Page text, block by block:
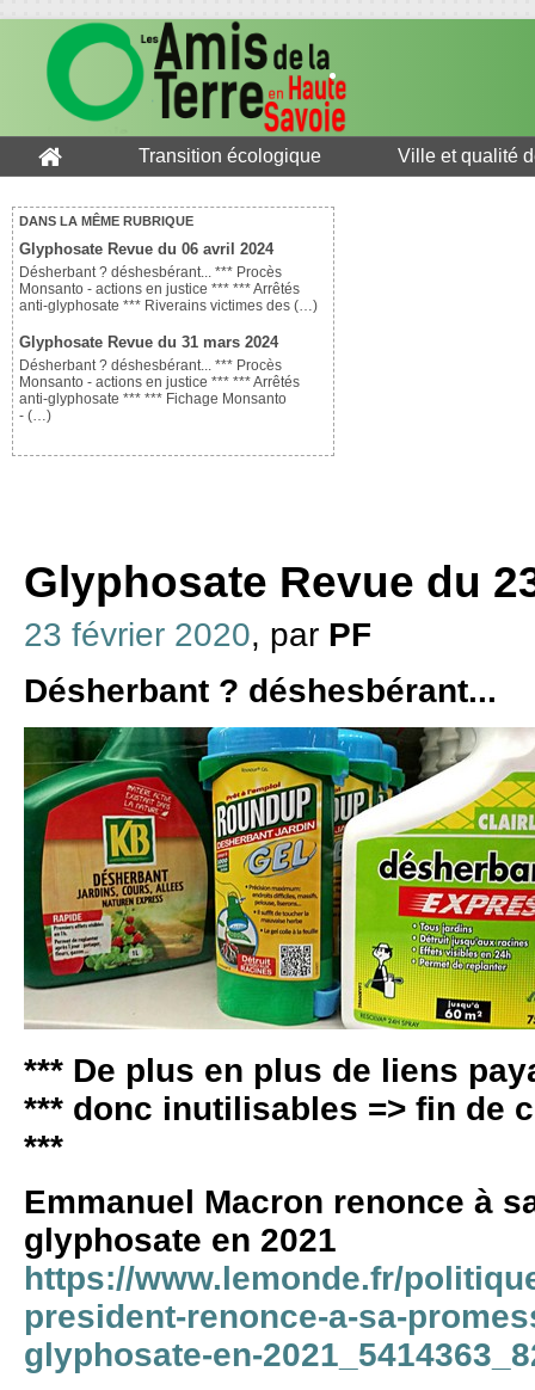
Transition écologique Ville et qualité
DANS LA MÊME RUBRIQUE
Glyphosate Revue du 06 avril 2024
Désherbant ? déshesbérant... *** Procès
Monsanto - actions en justice *** *** Arrêtés
anti-glyphosate *** Riverains victimes des (…)
Glyphosate Revue du 31 mars 2024
Désherbant ? déshesbérant... *** Procès
Monsanto - actions en justice *** *** Arrêtés
anti-glyphosate *** *** Fichage Monsanto
- (…)
Glyphosate Revue du
23 février 2020, par PF
Désherbant ? déshesbérant...
*** De plus en plus de liens
*** donc inutilisables => fin de
***
Emmanuel Macron renonce à
glyphosate en 2021
https://www.lemonde.fr/
president-renonce-a-sa-
glyphosate-en-